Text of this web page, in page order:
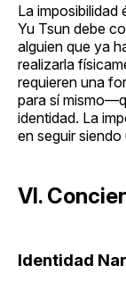
La imposibilidad
Yu Tsun debe
alguien que ya
realizarla
requieren una
para sí
identidad. La
en seguir
VI.
Identidad